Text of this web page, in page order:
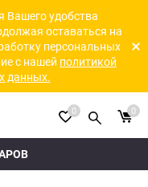
удобства
оставаться на
персональных
с нашей политикой
данных.
0 0